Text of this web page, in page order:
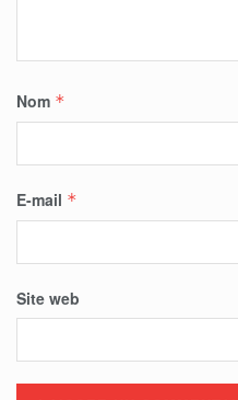
Nom *
E-mail *
Site web